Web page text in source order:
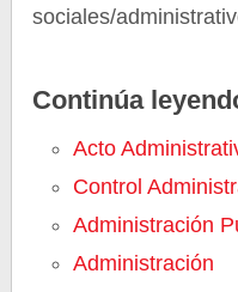
sociales/
Continúa
Acto
Control
Administración
Administración